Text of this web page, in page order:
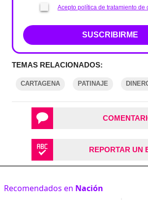
Acepto política de tratamiento de
SUSCRIBIRME
TEMAS RELACIONADOS:
CARTAGENA PATINAJE
REPORTAR UN
Recomendados en Nación